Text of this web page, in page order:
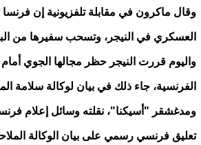
وقال ماكرون في مقابلة تلفزيونية إن
العسكري في النيجر، وتسحب سفيرها من
واليوم قررت النيجر حظر مجالها الجوي أمام
الفرنسية، جاء ذلك في بيان لوكالة سلامة
ومدغشقر "أسيكنا"، نقلته وسائل إعلام
تعليق فرنسي رسمي على بيان الوكالة